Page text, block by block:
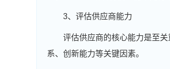
3、评估供应商能力
评估供应商的核心能力是至
系、创新能力等关键因素。